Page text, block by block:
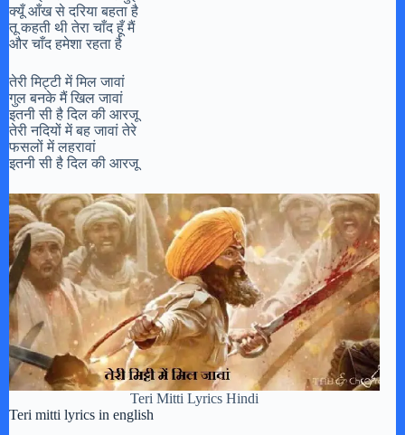
क्यूँ आँख से दरिया बहता है
तू कहती थी तेरा चाँद हूँ मैं
और चाँद हमेशा रहता है
तेरी मिट्टी में मिल जावां
गुल बनके मैं खिल जावां
इतनी सी है दिल की आरजू
तेरी नदियों में बह जावां तेरे
फसलों में लहरावां
इतनी सी है दिल की आरजू
Teri Mitti Lyrics Hindi
Teri mitti lyrics in english